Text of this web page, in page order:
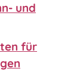
und
für